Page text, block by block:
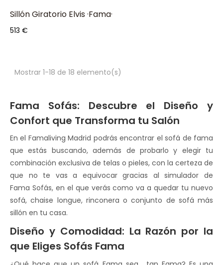
Sillón Giratorio Elvis ·Fama·
513 €
Mostrar 1-18 de 18 elemento(s)
Fama Sofás: Descubre el Diseño y
Confort que Transforma tu Salón
En el Famaliving Madrid podrás encontrar el sofá de fama
que estás buscando, además de probarlo y elegir tu
combinación exclusiva de telas o pieles, con la certeza de
que no te vas a equivocar gracias al simulador de
Fama Sofás, en el que verás como va a quedar tu nuevo
sofá, chaise longue, rinconera o conjunto de sofá más
sillón en tu casa.
Diseño y Comodidad: La Razón por la
que Eliges Sofás Fama